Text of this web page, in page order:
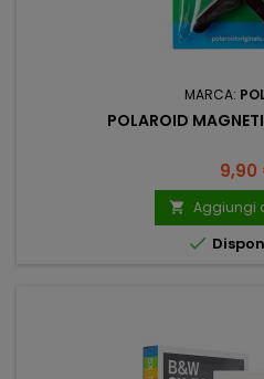
MARCA:
POLAROID
9,90
 Aggiungi
